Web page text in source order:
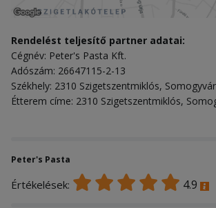
Rendelést teljesítő partner adatai:
Cégnév: Peter's Pasta Kft.
Adószám: 26647115-2-13
Székhely: 2310 Szigetszentmiklós,
Étterem címe: 2310 Szigetszentmiklós,
Peter's Pasta
Értékelések: 4.9